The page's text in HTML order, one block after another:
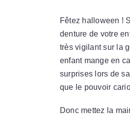
Fêtez halloween !
denture de votre
très vigilant sur la
enfant mange en
surprises lors de
que le pouvoir
Donc mettez la